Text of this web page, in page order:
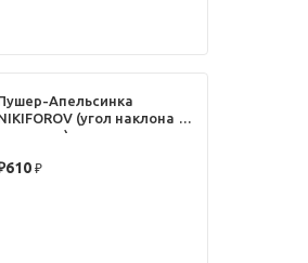
Апельсинка
(угол наклона 40
градусов)
610